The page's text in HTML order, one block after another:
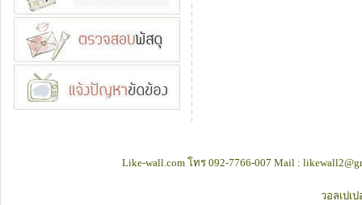
Like-wall.com โทร 092-7766-007 Mail :
วอลเปเ